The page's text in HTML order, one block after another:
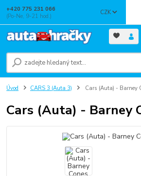
CZK
+420 775 231 066
(Po-Ne, 9-21 hod.)
Úvod CARS 3 (Auta 3) Cars (Auta) - Barney
Cars (Auta) - Barney